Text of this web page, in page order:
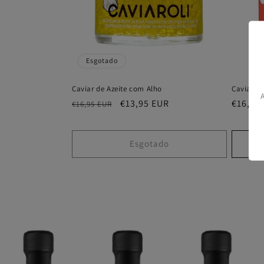
Esgotado
Caviar de Azeite com Alho
Preço
€16,95 EUR
Preço
saldo
€13,95 EUR
Esgotado
Caviar
Preço
€16,95